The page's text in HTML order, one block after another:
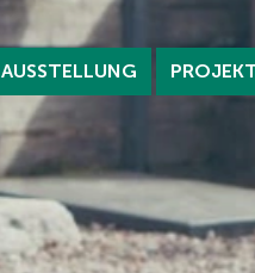
AUSSTELLUNG